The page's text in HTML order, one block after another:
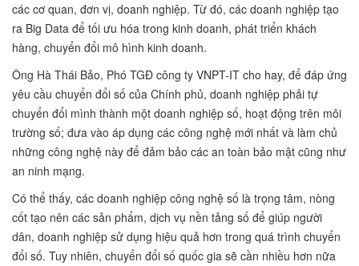
các cơ quan, đơn vị, doanh nghiệp. Từ đó, các doanh nghiệp tạo
ra Big Data để tối ưu hóa trong kinh doanh, phát triển khách
hàng, chuyển đổi mô hình kinh doanh.
Ông Hà Thái Bảo, Phó TGĐ công ty VNPT-IT cho hay, để đáp ứng
yêu cầu chuyển đổi số của Chính phủ, doanh nghiệp phải tự
chuyển đổi mình thành một doanh nghiệp số, hoạt động trên môi
trường số; đưa vào áp dụng các công nghệ mới nhất và làm chủ
những công nghệ này để đảm bảo các an toàn bảo mật cũng như
an ninh mạng.
Có thể thấy, các doanh nghiệp công nghệ số là trọng tâm, nòng
cốt tạo nên các sản phẩm, dịch vụ nền tảng số để giúp người
dân, doanh nghiệp sử dụng hiệu quả hơn trong quá trình chuyển
đổi số. Tuy nhiên, chuyển đổi số quốc gia sẽ cần nhiều hơn nữa